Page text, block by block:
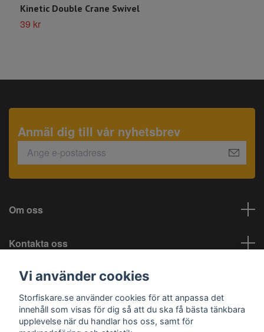
Kinetic Double Crane Swivel
39 kr
Anmäl dig till vår nyhetsbrev
Om oss
Kontakta oss
Information
Sociala medier
Vi använder cookies
Storfiskare.se använder cookies för att anpassa det
innehåll som visas för dig så att du ska få bästa tänkbara
upplevelse när du handlar hos oss, samt för